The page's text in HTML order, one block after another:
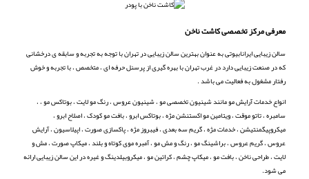
معرفی مرکز تخصصی کاشت ناخن
سالن زیبایی ایرانابیوتی به عنوان بهترین سالن زیبایی در تهران با توجه به تجربه و سابقه ی درخشانی
که در صنعت زیبایی دارد در غرب تهران با بهره گیری از پرسنل حرفه ای ، متخصص ، با تجربه و خوش
رفتار مشغول به فعالیت می باشد .
انواع خدمات آرایش مو مانند شینیون تخصصی مو ، شینیون عروس ، رنگ مو لایت ، بوتاکس مو ، ،
سامبره ، تاتو موقت ، ویتامین مو اکستنشن مژه ، بوتاکس ابرو ، بافت مو کودک ، اصلاح ابرو ،
میکروپیگمنتیشن ، خدمات مژه ، گریم سه بعدی ، فیبروز مژه ، پاکسازی صورت ، اپیلاسیون ، آرایش
عروس ، گریم عروس ، براشینگ مو ، رنگ و مش مو ، آمبره موی کوتاه و بلند ، میکاپ صورت ، مش و
لایت ، طراحی ناخن ، بافت مو ، میکاپ چشم ، کراتین مو ، میکروبیلدینگ و غیره در این سالن زیبایی ارائه
می شود.